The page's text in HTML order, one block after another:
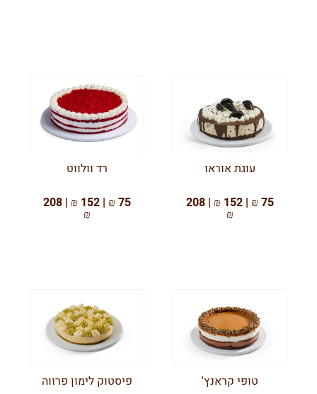
עוגת אוראו
75 ₪ | 152 ₪ | 208
₪
רד וולווט
75 ₪ | 152 ₪ | 208
₪
טופי קראנץ'
פיסטוק לימון פרווה